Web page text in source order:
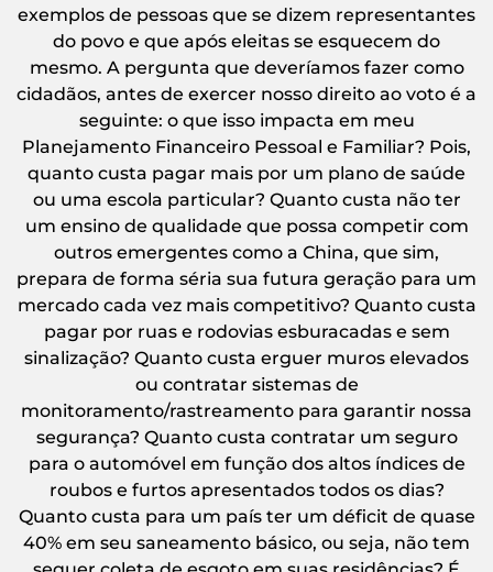
exemplos de pessoas que se dizem representantes
do povo e que após eleitas se esquecem do
mesmo. A pergunta que deveríamos fazer como
cidadãos, antes de exercer nosso direito ao voto é a
seguinte: o que isso impacta em meu
Planejamento Financeiro Pessoal e Familiar? Pois,
quanto custa pagar mais por um plano de saúde
ou uma escola particular? Quanto custa não ter
um ensino de qualidade que possa competir com
outros emergentes como a China, que sim,
prepara de forma séria sua futura geração para um
mercado cada vez mais competitivo? Quanto custa
pagar por ruas e rodovias esburacadas e sem
sinalização? Quanto custa erguer muros elevados
ou contratar sistemas de
monitoramento/rastreamento para garantir nossa
segurança? Quanto custa contratar um seguro
para o automóvel em função dos altos índices de
roubos e furtos apresentados todos os dias?
Quanto custa para um país ter um déficit de quase
40% em seu saneamento básico, ou seja, não tem